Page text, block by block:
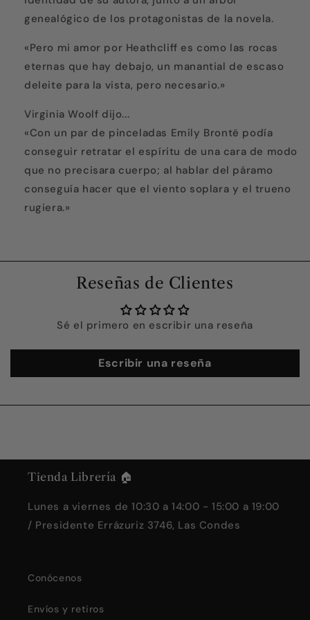
genealógico de los protagonistas de la novela.
«Pero mi amor por Heathcliff es como las rocas
eternas que hay debajo, un manantial de escaso
deleite para la vista, pero necesario.»
Virginia Woolf dijo...
«Con un par de pinceladas Emily Brontë podía
conseguir retratar el espíritu de una cara de modo
que no precisara cuerpo; al hablar del páramo
conseguía hacer que el viento soplara y el trueno
rugiera.»
Reseñas de Clientes
Sé el primero en escribir una reseña
Escribir una reseña
Tienda Librería 🏠
Lunes a viernes de 10:30 a 14:00 - 15:00 a 19:00
/ Presidente Errázuriz 3746, Las Condes
Conócenos
Envíos y retiros